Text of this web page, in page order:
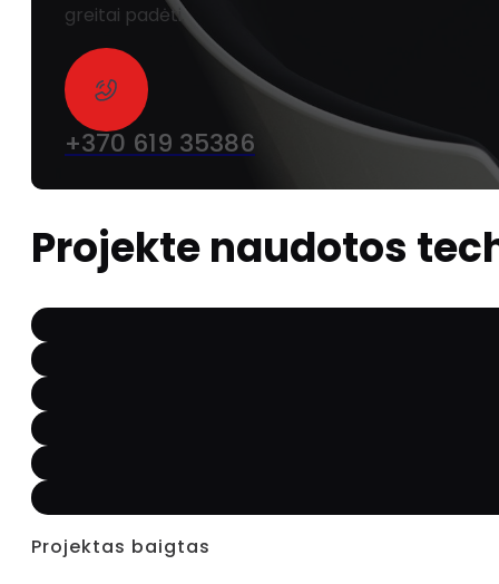
greitai padėti.
+370 619 35386
Projekte naudotos
Projektas baigtas